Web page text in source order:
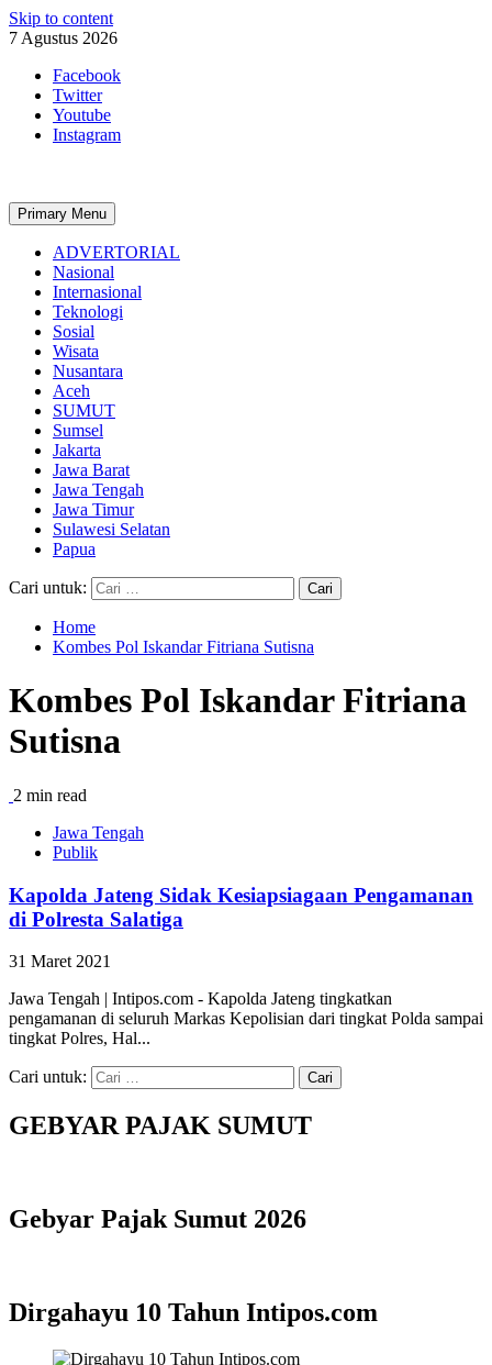
Skip to content
7 Agustus 2026
Facebook
Twitter
Youtube
Instagram
Primary Menu
ADVERTORIAL
Nasional
Internasional
Teknologi
Sosial
Wisata
Nusantara
Aceh
SUMUT
Sumsel
Jakarta
Jawa Barat
Jawa Tengah
Jawa Timur
Sulawesi Selatan
Papua
Cari untuk:
Home
Kombes Pol Iskandar Fitriana Sutisna
Kombes Pol Iskandar Fitriana
Sutisna
2 min read
Jawa Tengah
Publik
Kapolda Jateng Sidak Kesiapsiagaan Pengamanan
di Polresta Salatiga
31 Maret 2021
Jawa Tengah | Intipos.com - Kapolda Jateng tingkatkan
pengamanan di seluruh Markas Kepolisian dari tingkat Polda sampai
tingkat Polres, Hal...
Cari untuk:
GEBYAR PAJAK SUMUT
Gebyar Pajak Sumut 2026
Dirgahayu 10 Tahun Intipos.com